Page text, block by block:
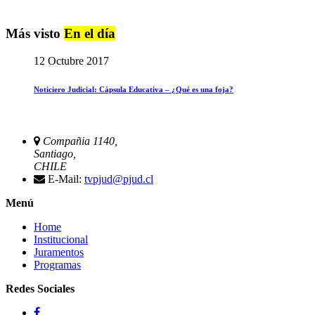
Más visto En el día
12 Octubre 2017
Noticiero Judicial: Cápsula Educativa – ¿Qué es una foja?
Compañia 1140,
Santiago,
CHILE
E-Mail: tvpjud@pjud.cl
Menú
Home
Institucional
Juramentos
Programas
Redes Sociales